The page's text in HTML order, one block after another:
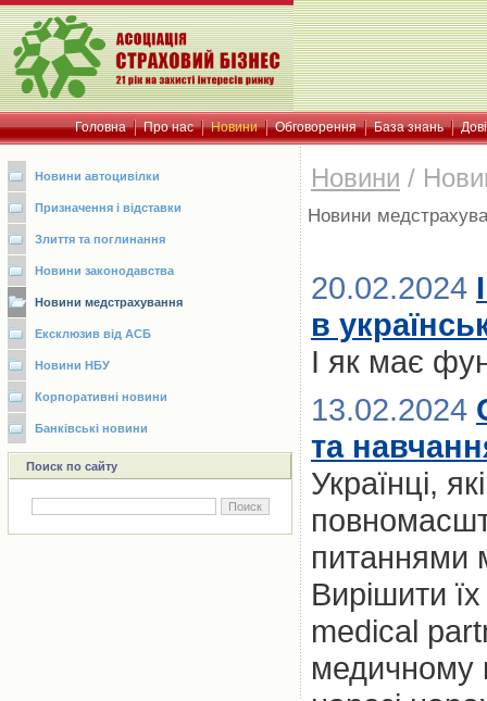
Головна Про нас Новини Обговорення База знань
Новини автоцивілки
Призначення і відставки
Злиття та поглинання
Новини законодавства
Новини медстрахування
Ексклюзив від АСБ
Новини НБУ
Корпоративні новини
Банківські новини
Поиск по сайту
Новини /
Новини
20.02.2024
в
І як має
13.02.2024
та
Українці,
питаннями
Вирішити
medical
медичному